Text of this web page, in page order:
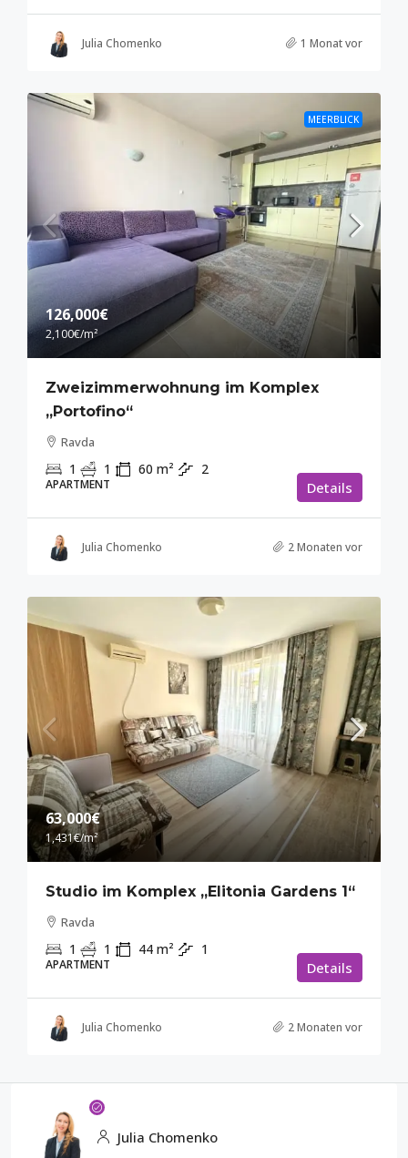
Julia Chomenko 1 Monat vor
MEERBLICK
126,000€
2,100€/m²
Zweizimmerwohnung im Komplex
„Portofino“
Ravda
1 1 60 m² 2
APARTMENT Details
Julia Chomenko 2 Monaten vor
63,000€
1,431€/m²
Studio im Komplex „Elitonia Gardens 1“
Ravda
1 1 44 m² 1
APARTMENT Details
Julia Chomenko 2 Monaten vor
Julia Chomenko